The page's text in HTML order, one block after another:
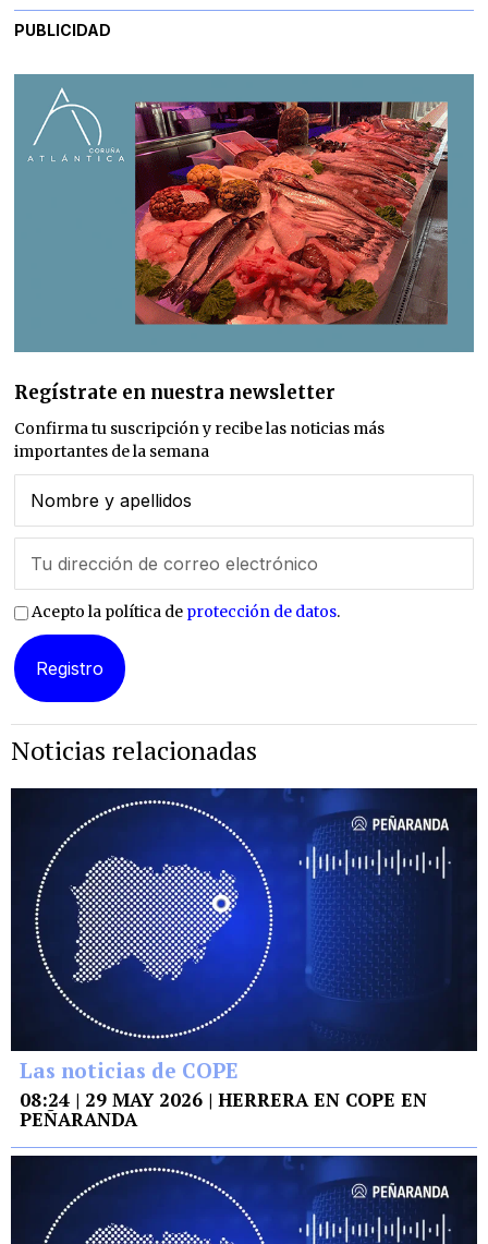
PUBLICIDAD
Regístrate en nuestra newsletter
Confirma tu suscripción y recibe las noticias más
importantes de la semana
Acepto la política de protección de datos.
Noticias relacionadas
Las noticias de COPE
08:24 | 29 MAY 2026 | HERRERA EN COPE EN
PEÑARANDA